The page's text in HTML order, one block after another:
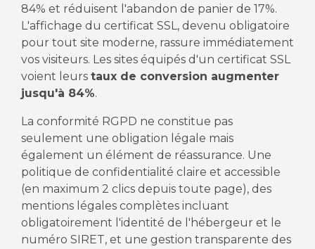
84% et réduisent l'abandon de panier de 17%.
L'affichage du certificat SSL, devenu obligatoire
pour tout site moderne, rassure immédiatement
vos visiteurs. Les sites équipés d'un certificat SSL
voient leurs taux de conversion augmenter
jusqu'à 84%.
La conformité RGPD ne constitue pas
seulement une obligation légale mais
également un élément de réassurance. Une
politique de confidentialité claire et accessible
(en maximum 2 clics depuis toute page), des
mentions légales complètes incluant
obligatoirement l'identité de l'hébergeur et le
numéro SIRET, et une gestion transparente des